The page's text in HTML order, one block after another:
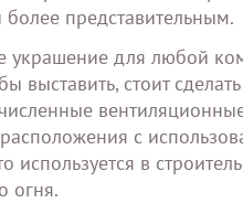
представительным.
для любой
стоит
с
в
огня.